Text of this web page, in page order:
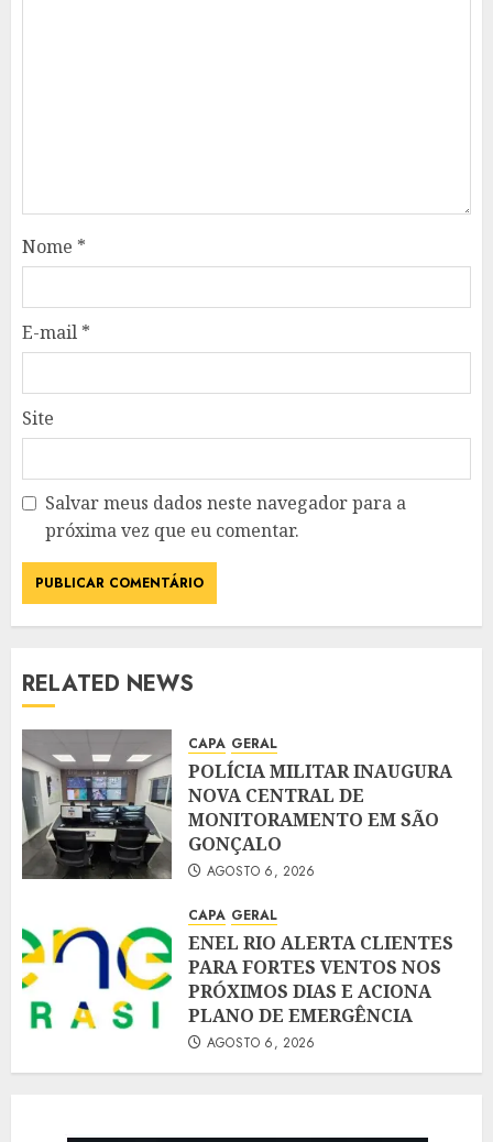
Nome *
E-mail *
Site
Salvar meus dados neste navegador para a
próxima vez que eu comentar.
RELATED NEWS
CAPA GERAL
POLÍCIA MILITAR INAUGURA
NOVA CENTRAL DE
MONITORAMENTO EM SÃO
GONÇALO
AGOSTO 6, 2026
CAPA GERAL
ENEL RIO ALERTA CLIENTES
PARA FORTES VENTOS NOS
PRÓXIMOS DIAS E ACIONA
PLANO DE EMERGÊNCIA
AGOSTO 6, 2026